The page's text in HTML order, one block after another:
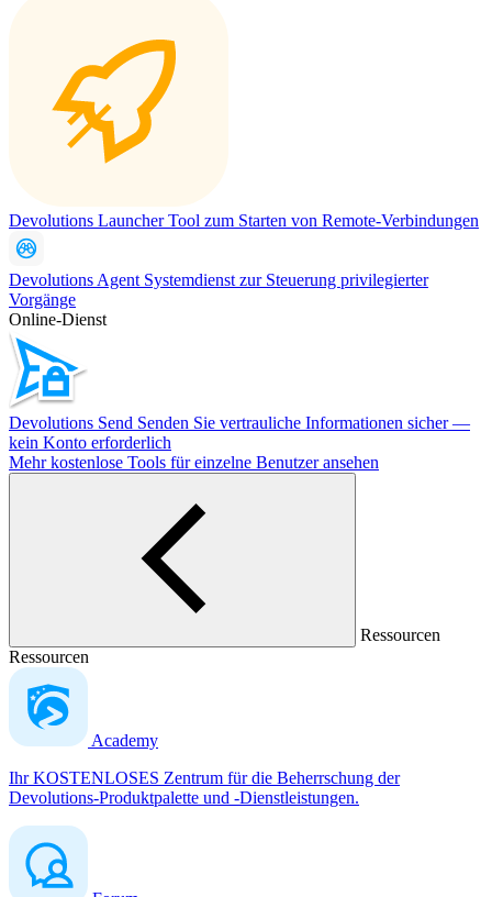
Devolutions LauncherTool zum Starten von Remote-Verbindungen
Devolutions Agent Systemdienst zur Steuerung privilegierter
Vorgänge
Online-Dienst
Devolutions Send Senden Sie vertrauliche Informationen sicher —
kein Konto erforderlich
Mehr kostenlose Tools für einzelne Benutzer ansehen
Ressourcen
Ressourcen
Academy
Ihr KOSTENLOSES Zentrum für die Beherrschung der
Devolutions-Produktpalette und -Dienstleistungen.